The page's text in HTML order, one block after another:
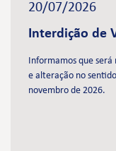
20/07/2026
Interdição de
Informamos que será
e alteração no
novembro de 2026.